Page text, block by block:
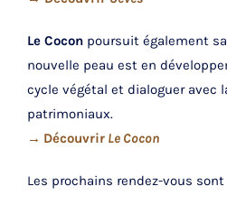
Le Cocon poursuit également
nouvelle peau est en
cycle végétal et dialoguer avec
patrimoniaux.
→ Découvrir Le Cocon
Les prochains rendez-vous sont